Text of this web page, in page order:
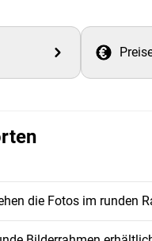
die Fotos im runden